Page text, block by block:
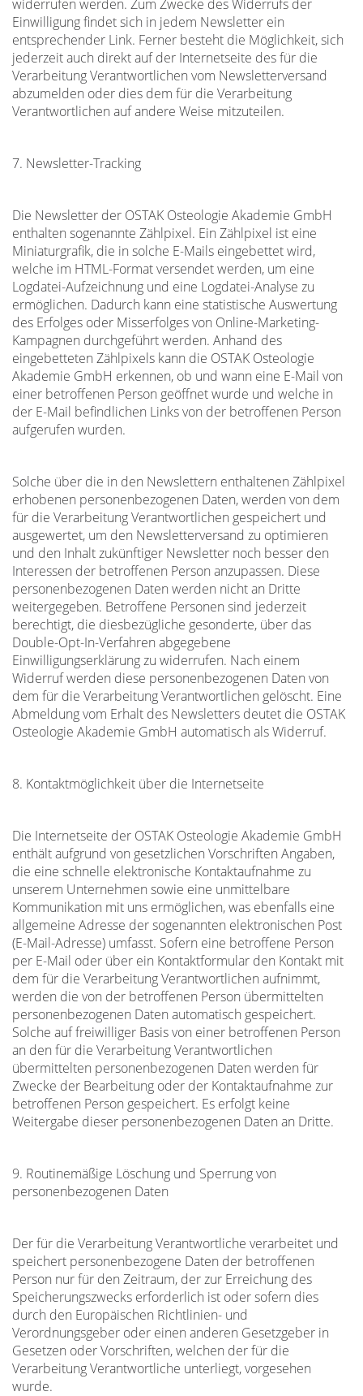
widerrufen werden. Zum Zwecke des Widerrufs der
Einwilligung findet sich in jedem Newsletter ein
entsprechender Link. Ferner besteht die Möglichkeit, sich
jederzeit auch direkt auf der Internetseite des für die
Verarbeitung Verantwortlichen vom Newsletterversand
abzumelden oder dies dem für die Verarbeitung
Verantwortlichen auf andere Weise mitzuteilen.
7. Newsletter-Tracking
Die Newsletter der OSTAK Osteologie Akademie GmbH
enthalten sogenannte Zählpixel. Ein Zählpixel ist eine
Miniaturgrafik, die in solche E-Mails eingebettet wird,
welche im HTML-Format versendet werden, um eine
Logdatei-Aufzeichnung und eine Logdatei-Analyse zu
ermöglichen. Dadurch kann eine statistische Auswertung
des Erfolges oder Misserfolges von Online-Marketing-
Kampagnen durchgeführt werden. Anhand des
eingebetteten Zählpixels kann die OSTAK Osteologie
Akademie GmbH erkennen, ob und wann eine E-Mail von
einer betroffenen Person geöffnet wurde und welche in
der E-Mail befindlichen Links von der betroffenen Person
aufgerufen wurden.
Solche über die in den Newslettern enthaltenen Zählpixel
erhobenen personenbezogenen Daten, werden von dem
für die Verarbeitung Verantwortlichen gespeichert und
ausgewertet, um den Newsletterversand zu optimieren
und den Inhalt zukünftiger Newsletter noch besser den
Interessen der betroffenen Person anzupassen. Diese
personenbezogenen Daten werden nicht an Dritte
weitergegeben. Betroffene Personen sind jederzeit
berechtigt, die diesbezügliche gesonderte, über das
Double-Opt-In-Verfahren abgegebene
Einwilligungserklärung zu widerrufen. Nach einem
Widerruf werden diese personenbezogenen Daten von
dem für die Verarbeitung Verantwortlichen gelöscht. Eine
Abmeldung vom Erhalt des Newsletters deutet die OSTAK
Osteologie Akademie GmbH automatisch als Widerruf.
8. Kontaktmöglichkeit über die Internetseite
Die Internetseite der OSTAK Osteologie Akademie GmbH
enthält aufgrund von gesetzlichen Vorschriften Angaben,
die eine schnelle elektronische Kontaktaufnahme zu
unserem Unternehmen sowie eine unmittelbare
Kommunikation mit uns ermöglichen, was ebenfalls eine
allgemeine Adresse der sogenannten elektronischen Post
(E-Mail-Adresse) umfasst. Sofern eine betroffene Person
per E-Mail oder über ein Kontaktformular den Kontakt mit
dem für die Verarbeitung Verantwortlichen aufnimmt,
werden die von der betroffenen Person übermittelten
personenbezogenen Daten automatisch gespeichert.
Solche auf freiwilliger Basis von einer betroffenen Person
an den für die Verarbeitung Verantwortlichen
übermittelten personenbezogenen Daten werden für
Zwecke der Bearbeitung oder der Kontaktaufnahme zur
betroffenen Person gespeichert. Es erfolgt keine
Weitergabe dieser personenbezogenen Daten an Dritte.
9. Routinemäßige Löschung und Sperrung von
personenbezogenen Daten
Der für die Verarbeitung Verantwortliche verarbeitet und
speichert personenbezogene Daten der betroffenen
Person nur für den Zeitraum, der zur Erreichung des
Speicherungszwecks erforderlich ist oder sofern dies
durch den Europäischen Richtlinien- und
Verordnungsgeber oder einen anderen Gesetzgeber in
Gesetzen oder Vorschriften, welchen der für die
Verarbeitung Verantwortliche unterliegt, vorgesehen
wurde.